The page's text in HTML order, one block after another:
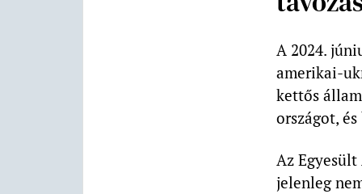
A 2024.
amerikai-
kettős
országot,
Az
jelenleg